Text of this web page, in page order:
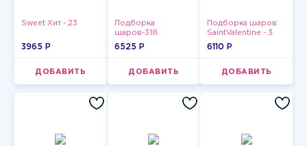
Sweet Хит - 23
3965 P
ДОБАВИТЬ
Подборка
шаров-318
6525 P
ДОБАВИТЬ
Подборка шаров
SaintValentine - 3
6110 P
ДОБАВИТЬ